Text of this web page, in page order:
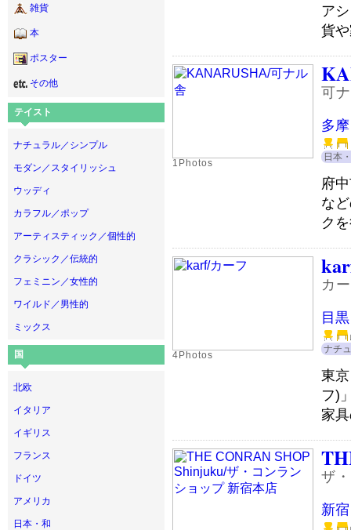
雑貨
本
ポスター
その他
テイスト
ナチュラル／シンプル
モダン／スタイリッシュ
ウッディ
カラフル／ポップ
アーティスティック／個性的
クラシック／伝統的
フェミニン／女性的
ワイルド／男性的
ミックス
国
北欧
イタリア
イギリス
フランス
ドイツ
アメリカ
日本・和
ア
貨
1Photos
可
多摩
日本
府
な
ク
4Photos
カ
目黒
ナチ
東
フ)
家
ザ
新宿